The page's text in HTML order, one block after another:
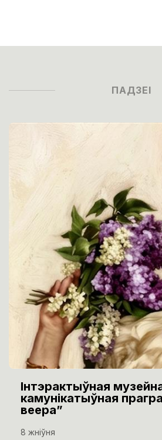
ПАДЗЕІ
Інтэрактыўная
камунікатыўная
веера”
8 жніўня